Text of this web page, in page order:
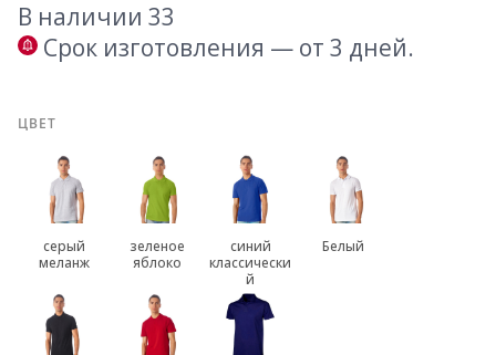
В наличии 33
Срок изготовления — от 3 дней.
ЦВЕТ
серый
меланж
зеленое
яблоко
синий
классически
й
Белый